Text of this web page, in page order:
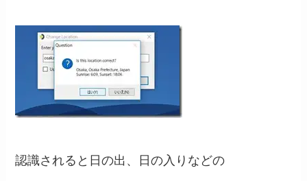
認識されると日の出、日の入りなどの